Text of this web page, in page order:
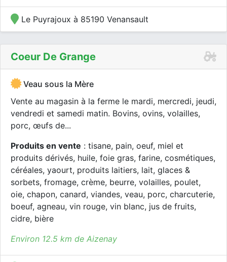
Le Puyrajoux à 85190 Venansault
Coeur De Grange
Veau sous la Mère
Vente au magasin à la ferme le mardi, mercredi, jeudi,
vendredi et samedi matin. Bovins, ovins, volailles,
porc, œufs de...
Produits en vente : tisane, pain, oeuf, miel et
produits dérivés, huile, foie gras, farine, cosmétiques,
céréales, yaourt, produits laitiers, lait, glaces &
sorbets, fromage, crème, beurre, volailles, poulet,
oie, chapon, canard, viandes, veau, porc, charcuterie,
boeuf, agneau, vin rouge, vin blanc, jus de fruits,
cidre, bière
Environ 12.5 km de Aizenay